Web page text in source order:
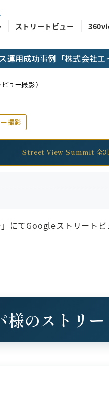
ストリートビュー
用成功事例「株式会社
ュー撮影）
撮影
Street View Summit 全3
にてGoogleストリート
様のストリ